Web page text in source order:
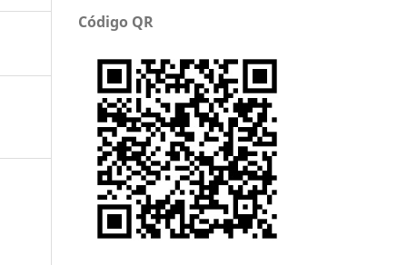
Código QR